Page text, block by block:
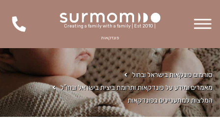
Creating a family with a family | Est 2010 |
פונדקאות
סורמום פונקאות בישראל ובחול
מאמרים ומידע על פונדקאות ותרומת ביצית בישראל ובחו"ל
המלצות למתעניינים בפונדקאות